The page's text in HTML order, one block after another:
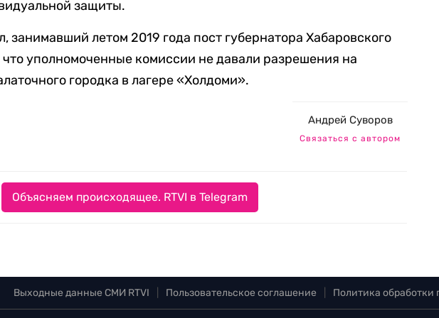
защиты.
занимавший летом 2019 года пост губернатора Хабаровского
что уполномоченные комиссии не давали разрешения на
городка в лагере «Холдоми».
Андрей Суворов
Связаться с автором
Объясняем происходящее. RTVI в Telegram
Выходные данные СМИ RTVI Пользовательское соглашение Политика